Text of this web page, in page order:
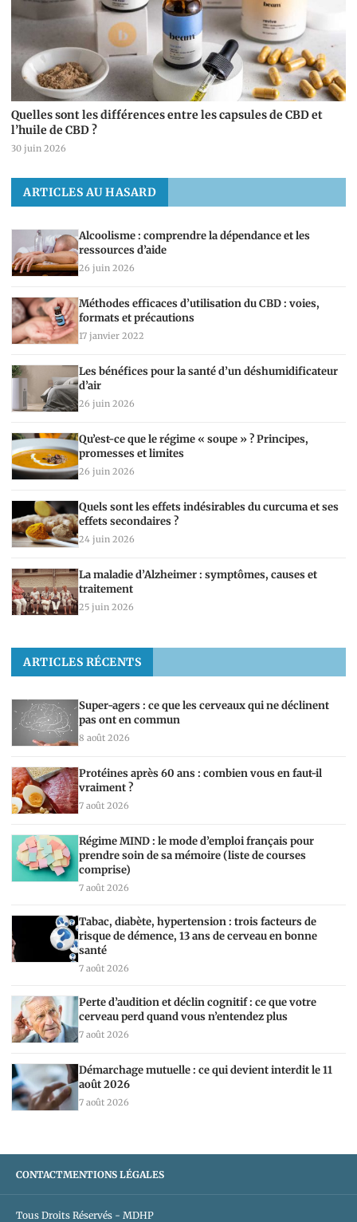
Quelles sont les différences entre les capsules de CBD et
l’huile de CBD ?
30 juin 2026
ARTICLES AU HASARD
Alcoolisme : comprendre la dépendance et les
ressources d’aide
26 juin 2026
Méthodes efficaces d’utilisation du CBD : voies,
formats et précautions
17 janvier 2022
Les bénéfices pour la santé d’un déshumidificateur
d’air
26 juin 2026
Qu’est-ce que le régime « soupe » ? Principes,
promesses et limites
26 juin 2026
Quels sont les effets indésirables du curcuma et ses
effets secondaires ?
24 juin 2026
La maladie d’Alzheimer : symptômes, causes et
traitement
25 juin 2026
ARTICLES RÉCENTS
Super-agers : ce que les cerveaux qui ne déclinent
pas ont en commun
8 août 2026
Protéines après 60 ans : combien vous en faut-il
vraiment ?
7 août 2026
Régime MIND : le mode d’emploi français pour
prendre soin de sa mémoire (liste de courses
comprise)
7 août 2026
Tabac, diabète, hypertension : trois facteurs de
risque de démence, 13 ans de cerveau en bonne
santé
7 août 2026
Perte d’audition et déclin cognitif : ce que votre
cerveau perd quand vous n’entendez plus
7 août 2026
Démarchage mutuelle : ce qui devient interdit le 11
août 2026
7 août 2026
CONTACTMENTIONS LÉGALES
Tous Droits Réservés - MDHP